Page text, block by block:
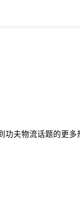
夫物流话题的更多